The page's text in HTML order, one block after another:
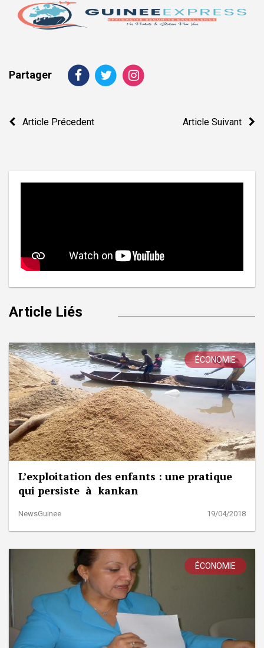
Partager
Navigation
Article Précedent Article Suivant
Article Liés
ÉCONOMIE
L’exploitation des enfants : une pratique
qui persiste à kankan
NewsGuinee 19/04/2018
ÉCONOMIE